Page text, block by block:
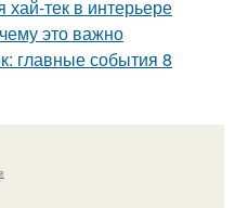
тек в интерьере
это важно
главные события 8